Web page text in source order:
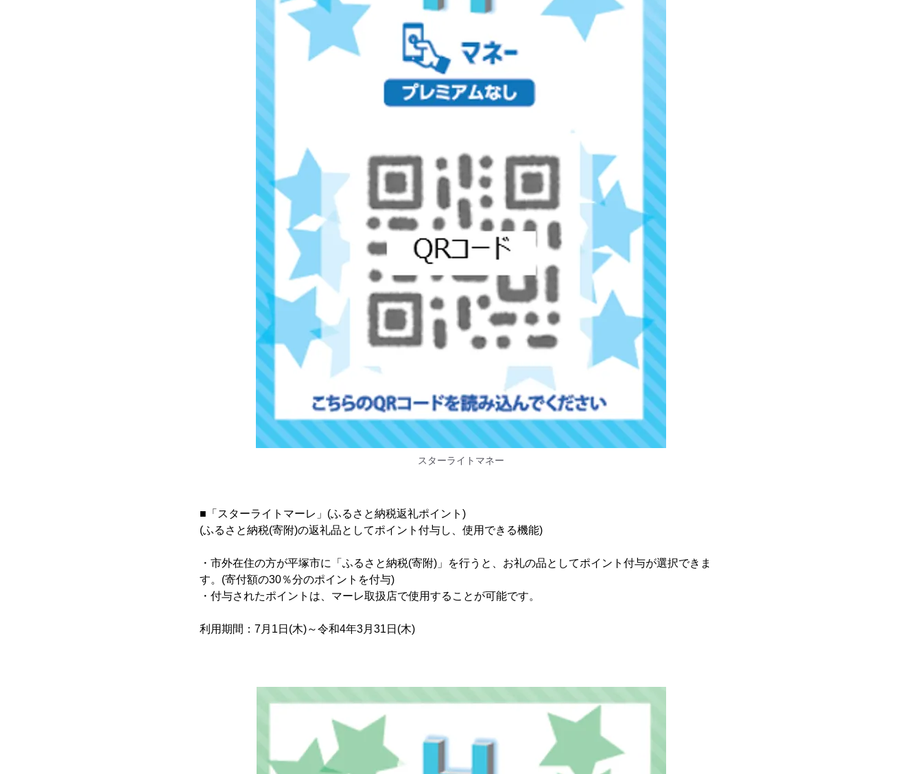
スターライトマネー
■「スターライトマーレ」(ふるさと納税返礼ポイント)
(ふるさと納税(寄附)の返礼品としてポイント付与し、使用できる機能)
・市外在住の方が平塚市に「ふるさと納税(寄附)」を行うと、お礼の品としてポイント付与が選択できま
す。(寄付額の30％分のポイントを付与)
・付与されたポイントは、マーレ取扱店で使用することが可能です。
利用期間：7月1日(木)～令和4年3月31日(木)